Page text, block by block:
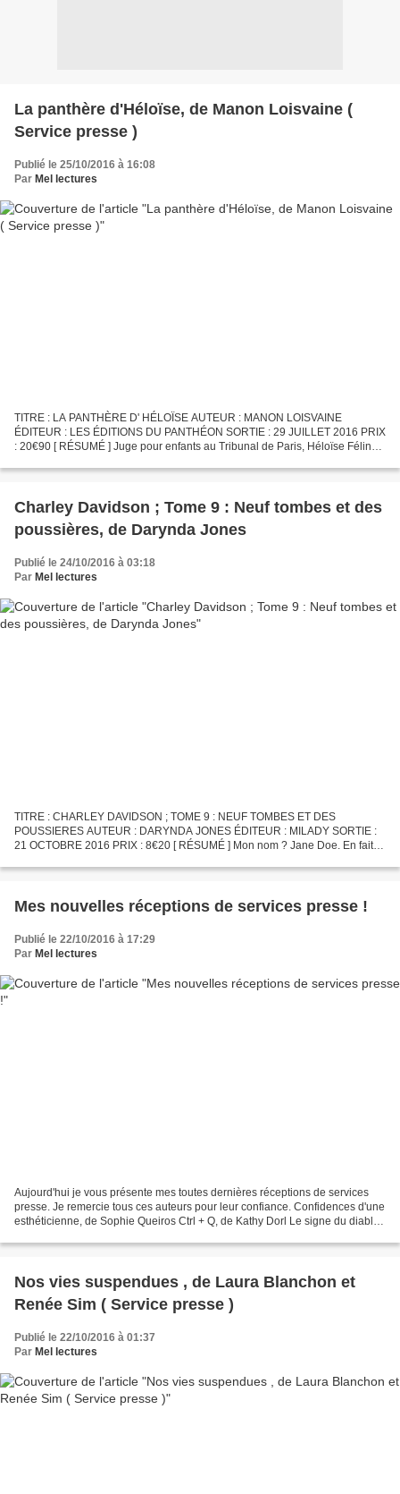
La panthère d'Héloïse, de Manon Loisvaine (
Service presse )
Publié le 25/10/2016 à 16:08
Par Mel lectures
TITRE : LA PANTHÈRE D' HÉLOÏSE AUTEUR : MANON LOISVAINE
ÉDITEUR : LES ÉDITIONS DU PANTHÉON SORTIE : 29 JUILLET 2016 PRIX
: 20€90 [ RÉSUMÉ ] Juge pour enfants au Tribunal de Paris, Héloïse Félinois
Charley Davidson ; Tome 9 : Neuf tombes et des
poussières, de Darynda Jones
Publié le 24/10/2016 à 03:18
Par Mel lectures
TITRE : CHARLEY DAVIDSON ; TOME 9 : NEUF TOMBES ET DES
POUSSIERES AUTEUR : DARYNDA JONES ÉDITEUR : MILADY SORTIE :
21 OCTOBRE 2016 PRIX : 8€20 [ RÉSUMÉ ] Mon nom ? Jane Doe. En fait,
Mes nouvelles réceptions de services presse !
Publié le 22/10/2016 à 17:29
Par Mel lectures
Aujourd'hui je vous présente mes toutes dernières réceptions de services
presse. Je remercie tous ces auteurs pour leur confiance. Confidences d'une
esthéticienne, de Sophie Queiros Ctrl + Q, de Kathy Dorl Le signe du diable,
Nos vies suspendues , de Laura Blanchon et
Renée Sim ( Service presse )
Publié le 22/10/2016 à 01:37
Par Mel lectures